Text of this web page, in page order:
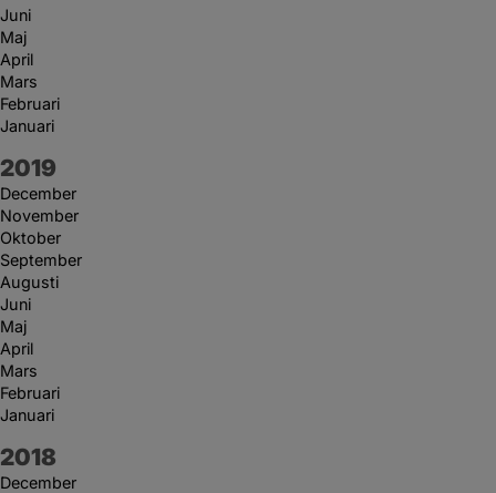
Juni
Maj
April
Mars
Februari
Januari
År:
2019
December
November
Oktober
September
Augusti
Juni
Maj
April
Mars
Februari
Januari
År:
2018
December